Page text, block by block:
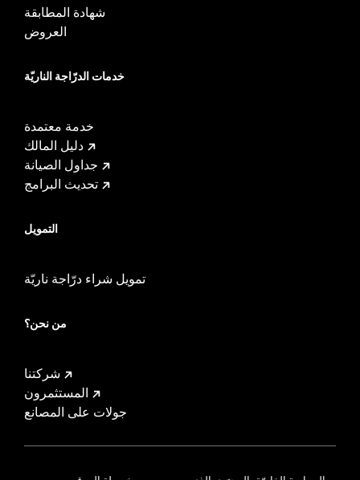
شهادة المطابقة
العروض
خدمات الدرّاجة الناريّة
خدمة معتمدة
دليل المالك
جداول الصيانة
تحديث البرامج
التمويل
تمويل شراء درّاجة ناريّة
من نحن؟
شركتنا
المستثمرون
جولات على المصانع